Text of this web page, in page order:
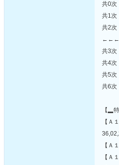
共0次
共1次
共2次
共3次
共4次
共5次
共6次
【▂
【
【
【